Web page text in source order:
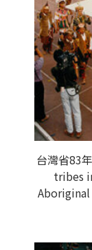
台灣省83
tribes
Aboriginal